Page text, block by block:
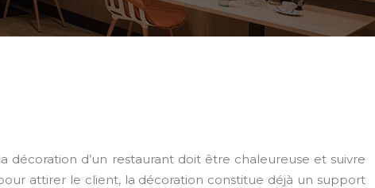
d’un restaurant doit être chaleureuse et suivre
attirer le client, la décoration constitue déjà un support